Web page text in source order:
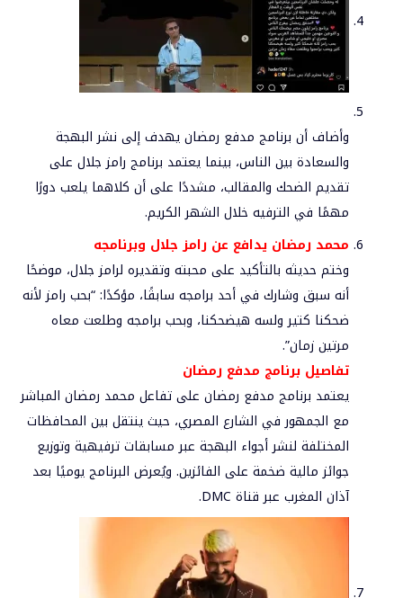
وأضاف أن برنامج مدفع رمضان يهدف إلى نشر البهجة
والسعادة بين الناس، بينما يعتمد برنامج رامز جلال على
تقديم الضحك والمقالب، مشددًا على أن كلاهما يلعب دورًا
مهمًا في الترفيه خلال الشهر الكريم.
محمد رمضان يدافع عن رامز جلال وبرنامجه
وختم حديثه بالتأكيد على محبته وتقديره لرامز جلال، موضحًا
أنه سبق وشارك في أحد برامجه سابقًا، مؤكدًا: “بحب رامز لأنه
ضحكنا كتير ولسه هيضحكنا، وبحب برامجه وطلعت معاه
مرتين زمان”.
تفاصيل برنامج مدفع رمضان
يعتمد برنامج مدفع رمضان على تفاعل محمد رمضان المباشر
مع الجمهور في الشارع المصري، حيث ينتقل بين المحافظات
المختلفة لنشر أجواء البهجة عبر مسابقات ترفيهية وتوزيع
جوائز مالية ضخمة على الفائزين. ويُعرض البرنامج يوميًا بعد
آذان المغرب عبر قناة DMC.